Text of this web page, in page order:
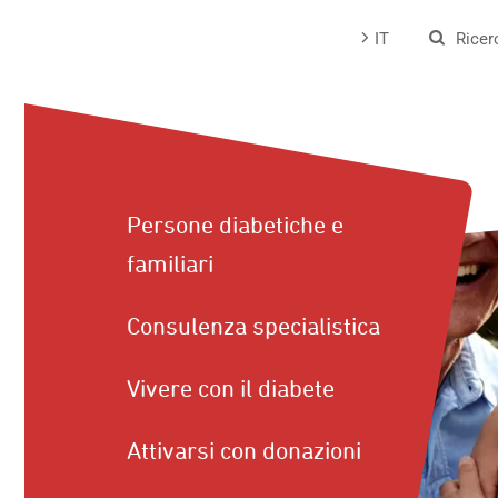
IT
Persone diabetiche e
familiari
Consulenza specialistica
Vivere con il diabete
Attivarsi con donazioni